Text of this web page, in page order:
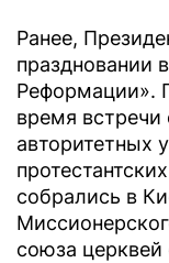
Ранее,
праздновании
Реформации».
время встречи
авторитетных
собрались в
союза церквей